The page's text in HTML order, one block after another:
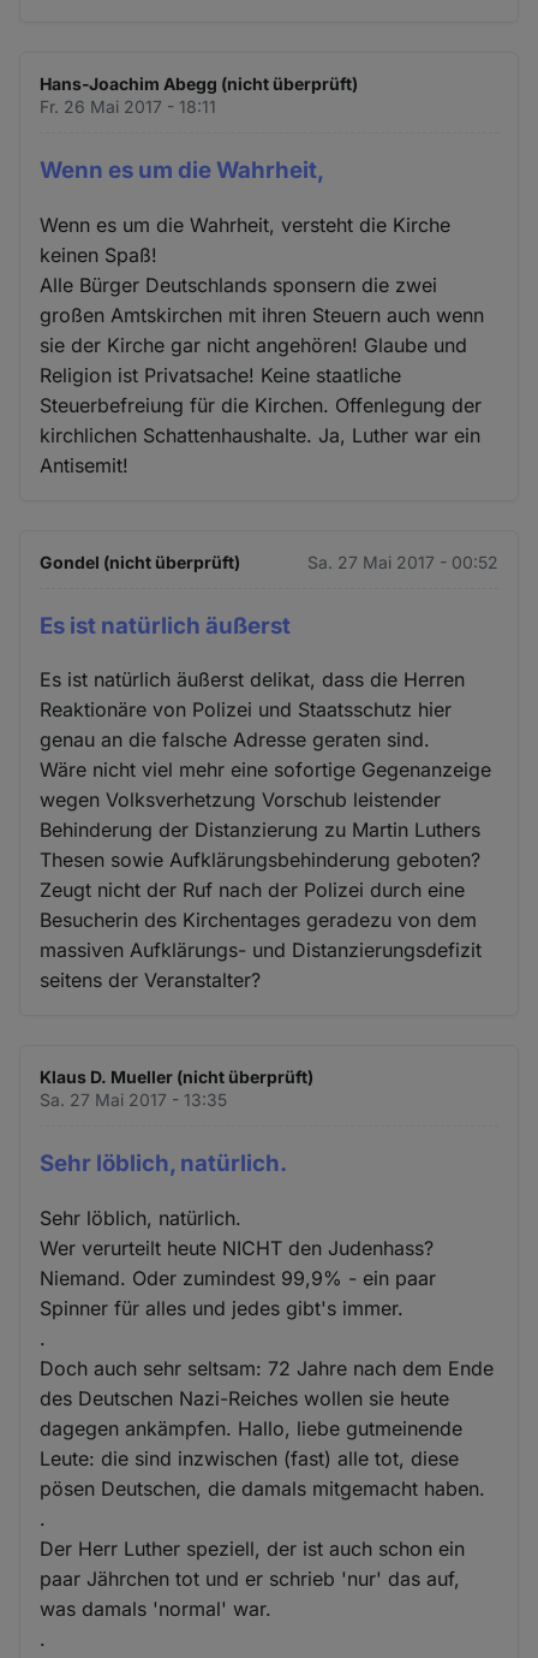
Hans-Joachim Abegg (nicht überprüft)
Fr. 26 Mai 2017 - 18:11
Wenn es um die Wahrheit,
Wenn es um die Wahrheit, versteht die Kirche
keinen Spaß!
Alle Bürger Deutschlands sponsern die zwei
großen Amtskirchen mit ihren Steuern auch wenn
sie der Kirche gar nicht angehören! Glaube und
Religion ist Privatsache! Keine staatliche
Steuerbefreiung für die Kirchen. Offenlegung der
kirchlichen Schattenhaushalte. Ja, Luther war ein
Antisemit!
Gondel (nicht überprüft) Sa. 27 Mai 2017 - 00:52
Es ist natürlich äußerst
Es ist natürlich äußerst delikat, dass die Herren
Reaktionäre von Polizei und Staatsschutz hier
genau an die falsche Adresse geraten sind.
Wäre nicht viel mehr eine sofortige Gegenanzeige
wegen Volksverhetzung Vorschub leistender
Behinderung der Distanzierung zu Martin Luthers
Thesen sowie Aufklärungsbehinderung geboten?
Zeugt nicht der Ruf nach der Polizei durch eine
Besucherin des Kirchentages geradezu von dem
massiven Aufklärungs- und Distanzierungsdefizit
seitens der Veranstalter?
Klaus D. Mueller (nicht überprüft)
Sa. 27 Mai 2017 - 13:35
Sehr löblich, natürlich.
Sehr löblich, natürlich.
Wer verurteilt heute NICHT den Judenhass?
Niemand. Oder zumindest 99,9% - ein paar
Spinner für alles und jedes gibt's immer.
.
Doch auch sehr seltsam: 72 Jahre nach dem Ende
des Deutschen Nazi-Reiches wollen sie heute
dagegen ankämpfen. Hallo, liebe gutmeinende
Leute: die sind inzwischen (fast) alle tot, diese
pösen Deutschen, die damals mitgemacht haben.
.
Der Herr Luther speziell, der ist auch schon ein
paar Jährchen tot und er schrieb 'nur' das auf,
was damals 'normal' war.
.